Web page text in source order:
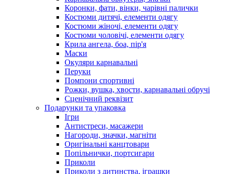
Коронки, фати, вінки, чарівні палички
Костюми дитячі, елементи одягу
Костюми жіночі, елементи одягу
Костюми чоловічі, елементи одягу
Крила ангела, боа, пір'я
Маски
Окуляри карнавальні
Перуки
Помпони спортивні
Рожки, вушка, хвости, карнавальні обручі
Сценічний реквізит
Подарунки та упаковка
Ігри
Антистреси, масажери
Нагороди, значки, магніти
Оригінальні канцтовари
Попільнички, портсигари
Приколи
Приколи з дитинства, іграшки